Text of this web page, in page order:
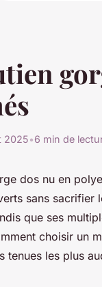
2025•6 min de
dos nu en
sans sacrifier
que ses
choisir un
tenues les plus